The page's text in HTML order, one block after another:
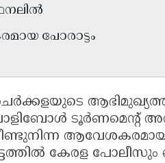
പോരാട്ടം
വോളിബോൾ ടൂർണമെന്റ്
കേരള പോലീസും